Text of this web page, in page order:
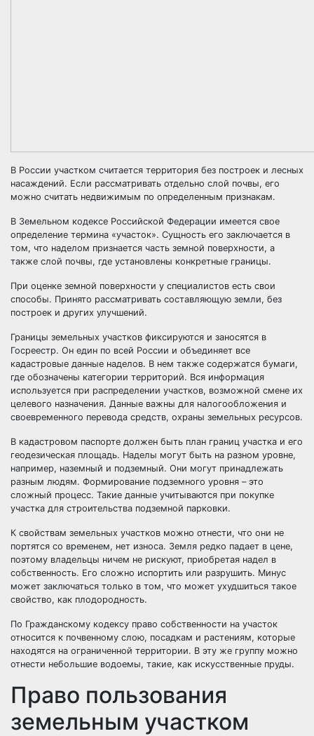
В России участком считается территория без построек и лесных
насаждений. Если рассматривать отдельно слой почвы, его
можно считать недвижимым по определенным признакам.
В Земельном кодексе Российской Федерации имеется свое
определение термина «участок». Сущность его заключается в
том, что наделом признается часть земной поверхности, а
также слой почвы, где установлены конкретные границы.
При оценке земной поверхности у специалистов есть свои
способы. Принято рассматривать составляющую земли, без
построек и других улучшений.
Границы земельных участков фиксируются и заносятся в
Госреестр. Он един по всей России и объединяет все
кадастровые данные наделов. В нем также содержатся бумаги,
где обозначены категории территорий. Вся информация
используется при распределении участков, возможной смене их
целевого назначения. Данные важны для налогообложения и
своевременного перевода средств, охраны земельных ресурсов.
В кадастровом паспорте должен быть план границ участка и его
геодезическая площадь. Наделы могут быть на разном уровне,
например, наземный и подземный. Они могут принадлежать
разным людям. Формирование подземного уровня – это
сложный процесс. Такие данные учитываются при покупке
участка для строительства подземной парковки.
К свойствам земельных участков можно отнести, что они не
портятся со временем, нет износа. Земля редко падает в цене,
поэтому владельцы ничем не рискуют, приобретая надел в
собственность. Его сложно испортить или разрушить. Минус
может заключаться только в том, что может ухудшиться такое
свойство, как плодородность.
По Гражданскому кодексу право собственности на участок
относится к почвенному слою, посадкам и растениям, которые
находятся на ограниченной территории. В эту же группу можно
отнести небольшие водоемы, такие, как искусственные пруды.
Право пользования
земельным участком